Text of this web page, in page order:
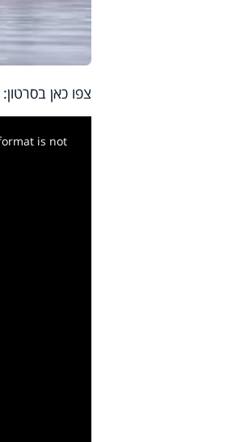
צפו כאן בסרטון:
is not